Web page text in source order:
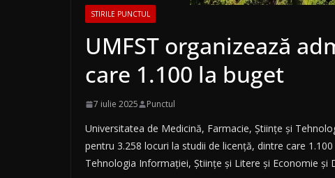
STIRILE PUNCTUL
UMFST organizează
care 1.100 la buget
7 iulie 2025 Punctul
Universitatea de Medicină, Farmacie, Ştiinţe şi
pentru 3.258 locuri la studii de licenţă, dintre care
Tehnologia Informaţiei, Ştiinţe şi Litere şi Economie şi